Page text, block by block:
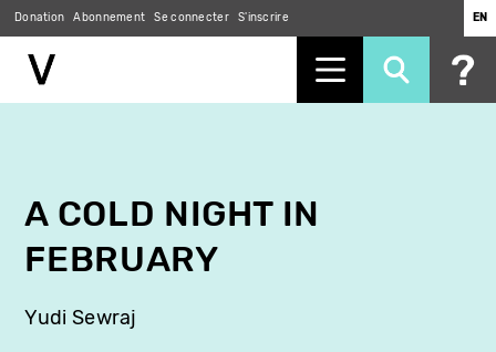
Donation Abonnement Se connecter S'inscrire EN
A COLD NIGHT IN
FEBRUARY
Yudi Sewraj